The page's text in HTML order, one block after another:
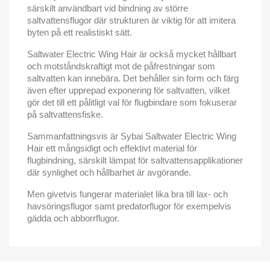
särskilt användbart vid bindning av större
saltvattensflugor där strukturen är viktig för att imitera
byten på ett realistiskt sätt.
Saltwater Electric Wing Hair är också mycket hållbart
och motståndskraftigt mot de påfrestningar som
saltvatten kan innebära. Det behåller sin form och färg
även efter upprepad exponering för saltvatten, vilket
gör det till ett pålitligt val för flugbindare som fokuserar
på saltvattensfiske.
Sammanfattningsvis är Sybai Saltwater Electric Wing
Hair ett mångsidigt och effektivt material för
flugbindning, särskilt lämpat för saltvattensapplikationer
där synlighet och hållbarhet är avgörande.
Men givetvis fungerar materialet lika bra till lax- och
havsöringsflugor samt predatorflugor för exempelvis
gädda och abborrflugor.